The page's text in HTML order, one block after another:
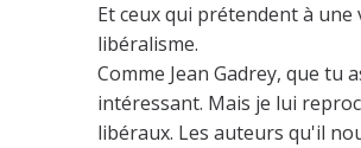
Et ceux qui prétendent à
libéralisme.
Comme Jean Gadrey, que
intéressant. Mais je lui
libéraux. Les auteurs qu'il